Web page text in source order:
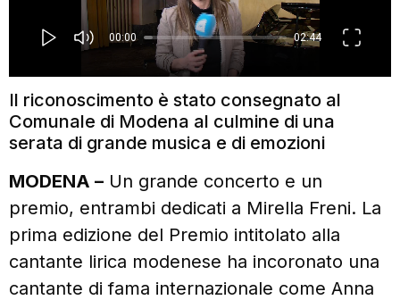
Il riconoscimento è stato consegnato al
Comunale di Modena al culmine di una
serata di grande musica e di emozioni
MODENA – Un grande concerto e un
premio, entrambi dedicati a Mirella Freni. La
prima edizione del Premio intitolato alla
cantante lirica modenese ha incoronato una
cantante di fama internazionale come Anna